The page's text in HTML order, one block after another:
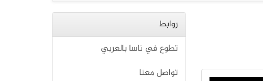
روابط
تطوع في ناسا بالعربي
تواصل معنا